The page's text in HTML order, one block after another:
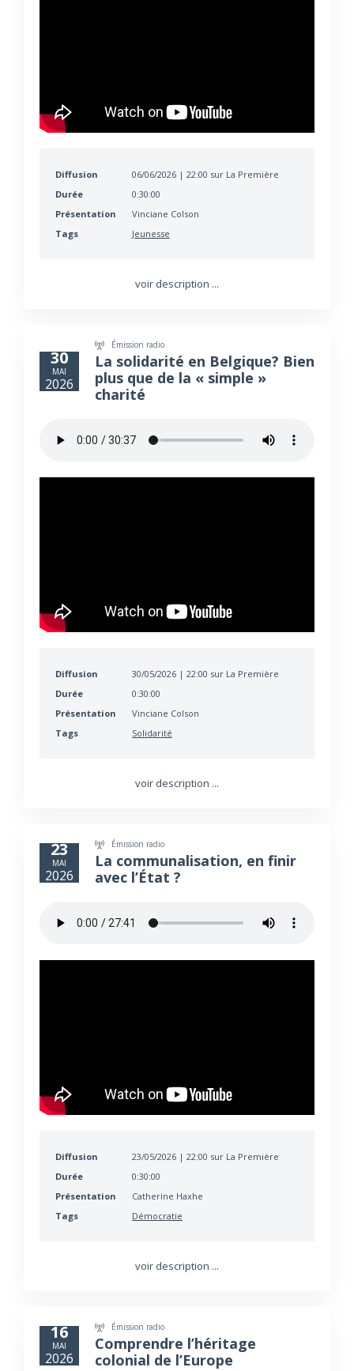
Diffusion
06/06/2026 | 22:00 sur La Première
Durée
0:30:00
Présentation
Vinciane Colson
Tags
Jeunesse
voir description ...
30
MAI
2026
Émission radio
La solidarité en Belgique? Bien
plus que de la « simple »
charité
Diffusion
30/05/2026 | 22:00 sur La Première
Durée
0:30:00
Présentation
Vinciane Colson
Tags
Solidarité
voir description ...
23
MAI
2026
Émission radio
La communalisation, en finir
avec l’État ?
Diffusion
23/05/2026 | 22:00 sur La Première
Durée
0:30:00
Présentation
Catherine Haxhe
Tags
Démocratie
voir description ...
16
MAI
2026
Émission radio
Comprendre l’héritage
colonial de l’Europe